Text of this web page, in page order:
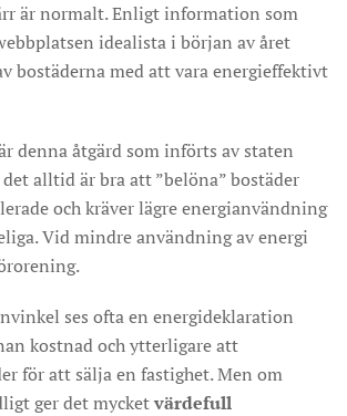
är normalt. Enligt information som
idealista i början av året
bostäderna med att vara energieffektivt
denna åtgärd som införts av staten
alltid är bra att ”belöna” bostäder
och kräver lägre energianvändning
Vid mindre användning av energi
ses ofta en energideklaration
kostnad och ytterligare att
för att sälja en fastighet. Men om
ger det mycketvärdefull